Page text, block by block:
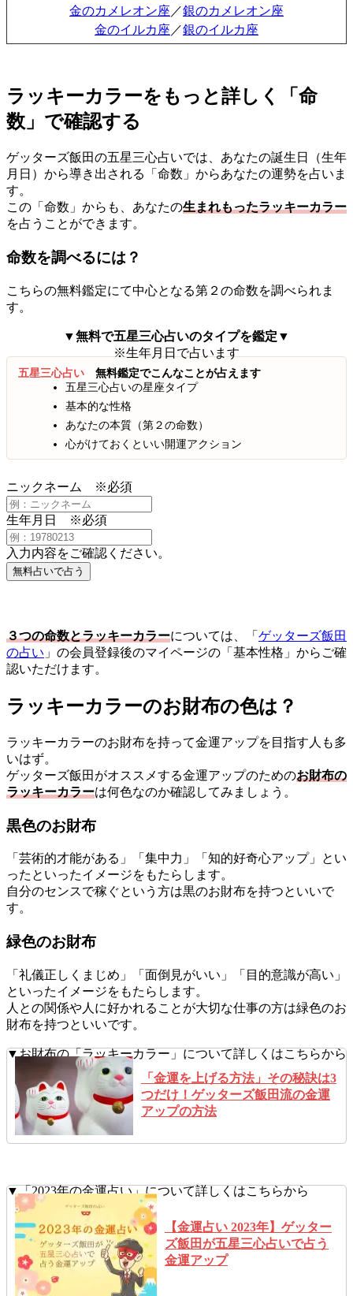
金のカメレオン座 ／銀のカメレオン座
金のイルカ座 ／銀のイルカ座
ラッキーカラーをもっと詳しく「命
数」で確認する
ゲッターズ飯田の五星三心占いでは、あなたの誕生日（生年
月日）から導き出される「命数」からあなたの運勢を占いま
す。
この「命数」からも、あなたの生まれもったラッキーカラー
を占うことができます。
命数を調べるには？
こちらの無料鑑定にて中心となる第２の命数を調べられま
す。
▼無料で五星三心占いのタイプを鑑定▼
※生年月日で占います
五星三心占い 無料鑑定でこんなことが占えます
五星三心占いの星座タイプ
基本的な性格
あなたの本質（第２の命数）
心がけておくといい開運アクション
ニックネーム ※必須
生年月日 ※必須
入力内容をご確認ください。
無料占いで占う
３つの命数とラッキーカラーについては、「 ゲッターズ飯田
の占い 」の会員登録後のマイページの「基本性格」からご確
認いただけます。
ラッキーカラーのお財布の色は？
ラッキーカラーのお財布を持って金運アップを目指す人も多
いはず。
ゲッターズ飯田がオススメする金運アップのためのお財布の
ラッキーカラーは何色なのか確認してみましょう。
黒色のお財布
「芸術的才能がある」「集中力」「知的好奇心アップ」とい
ったといったイメージをもたらします。
自分のセンスで稼ぐという方は黒のお財布を持つといいで
す。
緑色のお財布
「礼儀正しくまじめ」「面倒見がいい」「目的意識が高い」
といったイメージをもたらします。
人との関係や人に好かれることが大切な仕事の方は緑色のお
財布を持つといいです。
▼お財布の「ラッキーカラー」について詳しくはこちらから
「金運を上げる方法」その秘訣は3
つだけ！ゲッターズ飯田流の金運
アップの方法
▼「2023年の金運占い」について詳しくはこちらから
【金運占い 2023年】ゲッター
ズ飯田が五星三心占いで占う
金運アップ